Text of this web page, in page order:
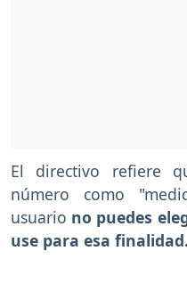
El directivo refiere
número como
usuario no puedes
use para esa finalidad.